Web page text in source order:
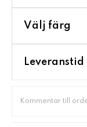
Välj färg
Leveranstid